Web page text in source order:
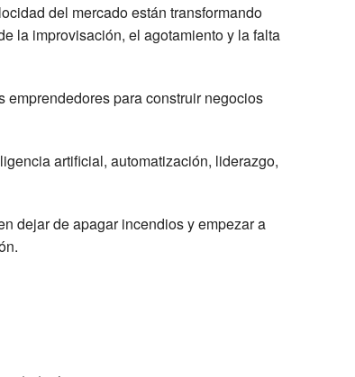
del mercado están transformando
la improvisación, el agotamiento y la falta
emprendedores para construir negocios
artificial, automatización, liderazgo,
dejar de apagar incendios y empezar a